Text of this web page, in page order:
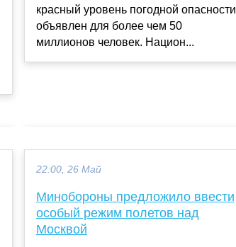
красный уровень погодной опасности
объявлен для более чем 50
миллионов человек. Национ...
22:00, 26 Май
Минобороны предложило ввести
особый режим полетов над
Москвой